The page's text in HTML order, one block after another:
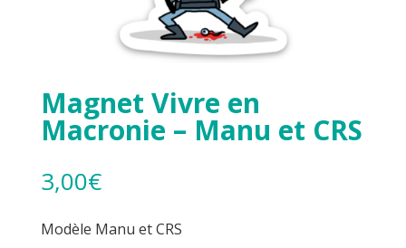
Magnet Vivre en
Macronie – Manu et CRS
3,00€
Modèle Manu et CRS